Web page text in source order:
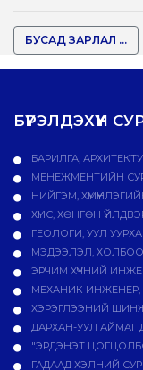
БУСАД ЗАРЛАЛ ...
БҮРЭЛДЭХҮҮН
БАРИЛГА,
МЕНЕЖМЕНТИЙН
НИЙГЭМ,
ХҮНС, ХӨНГӨН
ГЕОЛОГИ, УУЛ
МЭДЭЭЛЭЛ,
ЭРЧИМ ХҮЧНИЙ
МЕХАНИК ИНЖЕНЕР,
ХЭРЭГЛЭЭНИЙ
ДАРХАН-УУЛ АЙМАГ
"ЭРДЭНЭТ
ГАДААД ХЭЛНИЙ